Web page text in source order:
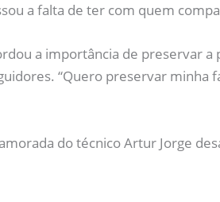
a falta de ter com quem
a importância de preservar
“Quero preservar
do técnico Artur Jorge